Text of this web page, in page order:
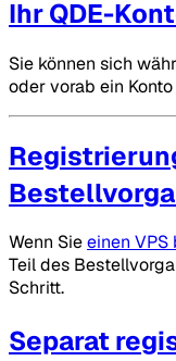
Ihr QDE-
Sie können sich
oder vorab ein
Wenn Sieeinen VPS
Teil des
Schritt.
Separat